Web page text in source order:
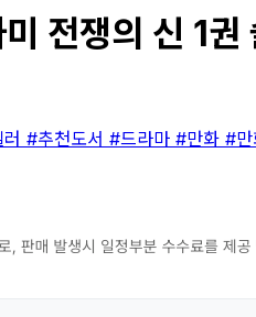
전쟁의 신 1
#추천도서 #드라마 #만화 #만